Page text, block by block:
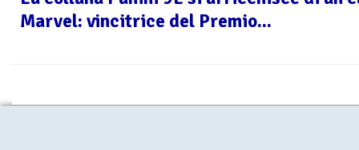
Marvel: vincitrice del Premio...